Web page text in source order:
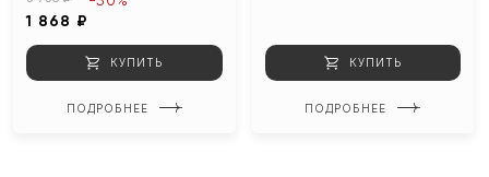
1 868 ₽
КУПИТЬ
ПОДРОБНЕЕ
КУПИТЬ
ПОДРОБНЕЕ